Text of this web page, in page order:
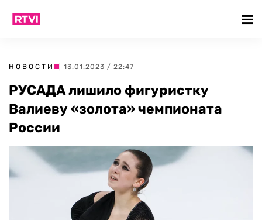
НОВОСТИ | 13.01.2023 / 22:47
РУСАДА лишило фигуристку
Валиеву «золота» чемпионата
России